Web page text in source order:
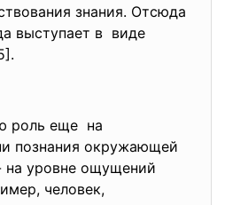
знания. Отсюда
выступает в виде
роль еще на
познания окружающей
на уровне ощущений
человек,